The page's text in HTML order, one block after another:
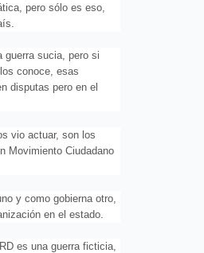
pero sólo es eso,
guerra sucia, pero si
conoce, esas
disputas pero en el
vio actuar, son los
Movimiento Ciudadano
y como gobierna otro,
en el estado.
es una guerra ficticia,